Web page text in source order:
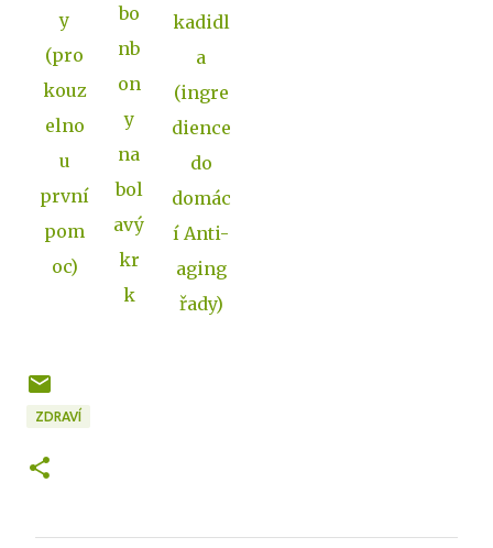
y
(pro
kouz
elno
u
první
pom
oc)
bo
nb
on
y
na
bol
avý
kr
k
kadidl
a
(ingre
dience
do
domác
í Anti-
aging
řady)
ZDRAVÍ